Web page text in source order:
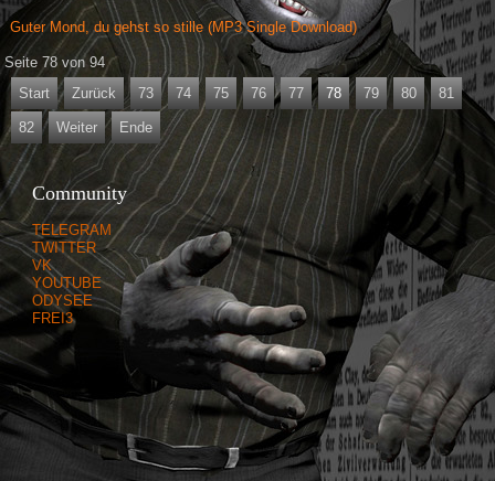
Guter Mond, du gehst so stille (MP3 Single Download)
Seite 78 von 94
Start
Zurück 73 74 75 76 77 78 79 80 81
82 Weiter Ende
Community
TELEGRAM
TWITTER
VK
YOUTUBE
ODYSEE
FREI3